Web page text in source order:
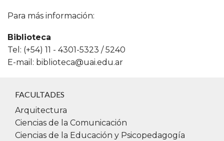
Para más información:
Biblioteca
Tel: (+54) 11 - 4301-5323 / 5240
E-mail: biblioteca@uai.edu.ar
FACULTADES
Arquitectura
Ciencias de la Comunicación
Ciencias de la Educación y Psicopedagogía